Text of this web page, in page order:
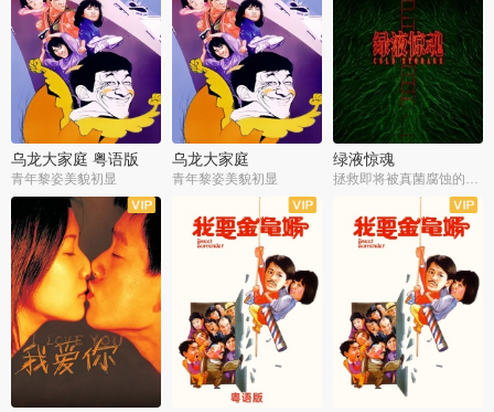
乌龙大家庭 粤语版
青年黎姿美貌初显
乌龙大家庭
青年黎姿美貌初显
绿液惊魂
拯救即将被真菌腐蚀的世界